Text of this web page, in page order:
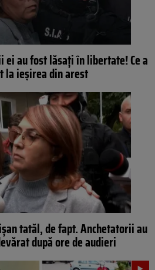
ei au fost lăsați în libertate! Ce a
la ieșirea din arest
tatăl, de fapt. Anchetatorii au
după ore de audieri